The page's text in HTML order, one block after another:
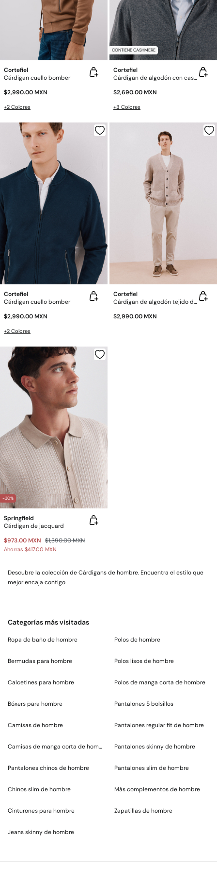
Cortefiel
Cárdigan cuello bomber
$2,990.00 MXN
+2 Colores
CONTIENE CASHMERE
Cortefiel
Cárdigan de algodón con cashmere cierre de cremallera
$2,690.00 MXN
+3 Colores
Cortefiel
Cárdigan cuello bomber
$2,990.00 MXN
+2 Colores
Cortefiel
Cárdigan de algodón tejido de punto perlado con cierre
$2,990.00 MXN
-30%
Springfield
Cárdigan de jacquard
$973.00 MXN $1,390.00 MXN
Ahorras $417.00 MXN
Descubre la colección de Cárdigans de hombre. Encuentra el estilo que
mejor encaja contigo
Categorías más visitadas
Ropa de baño de hombre
Bermudas para hombre
Calcetines para hombre
Bóxers para hombre
Camisas de hombre
Camisas de manga corta de hombre
Pantalones chinos de hombre
Chinos slim de hombre
Cinturones para hombre
Jeans skinny de hombre
Polos de hombre
Polos lisos de hombre
Polos de manga corta de hombre
Pantalones 5 bolsillos
Pantalones regular fit de hombre
Pantalones skinny de hombre
Pantalones slim de hombre
Más complementos de hombre
Zapatillas de hombre